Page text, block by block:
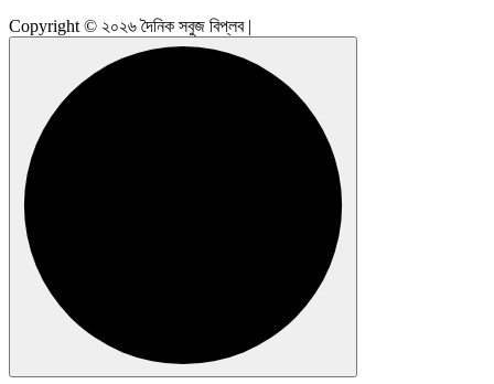
Copyright © ২০২৬ দৈনিক সবুজ বিপ্লব |